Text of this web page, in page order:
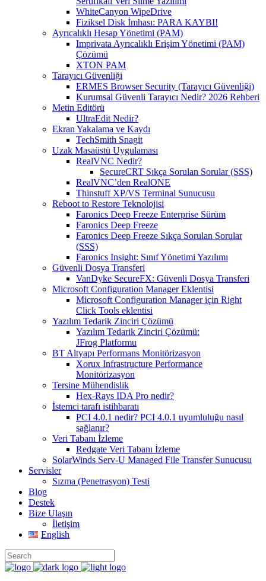
WhiteCanyon WipeDrive
Fiziksel Disk İmhası: PARA KAYBI!
Ayrıcalıklı Hesap Yönetimi (PAM)
Imprivata Ayrıcalıklı Erişim Yönetimi (PAM)
Çözümü
XTON PAM
Tarayıcı Güvenliği
ERMES Browser Security (Tarayıcı Güvenliği)
Kurumsal Güvenli Tarayıcı Nedir? 2026 Rehberi
Metin Editörü
UltraEdit Nedir?
Ekran Yakalama ve Kaydı
TechSmith Snagit
Uzak Masaüstü Uygulaması
RealVNC Nedir?
SecureCRT Sıkça Sorulan Sorular (SSS)
RealVNC’den RealONE
Thinstuff XP/VS Terminal Sunucusu
Reboot to Restore Teknolojisi
Faronics Deep Freeze Enterprise Sürüm
Faronics Deep Freeze
Faronics Deep Freeze Sıkça Sorulan Sorular
(SSS)
Faronics Insight: Sınıf Yönetimi Yazılımı
Güvenli Dosya Transferi
VanDyke SecureFX: Güvenli Dosya Transferi
Microsoft Configuration Manager Eklentisi
Microsoft Configuration Manager için Right
Click Tools eklentisi
Yazılım Tedarik Zinciri Çözümü
Yazılım Tedarik Zinciri Çözümü:
JFrog Platformu
BT Altyapı Performans Monitörizasyon
Xorux Infrastructure Performance
Monitörizasyon
Tersine Mühendislik
Hex-Rays IDA Pro nedir?
İstemci tarafı istihbaratı
PCI 4.0.1 nedir? PCI 4.0.1 uyumluluğu nasıl
sağlanır?
Veri Tabanı İzleme
Redgate Veri Tabanı İzleme
SolarWinds Serv-U Managed File Transfer Sunucusu
Servisler
Sızma (Penetrasyon) Testi
Blog
Destek
Bize Ulaşın
İletişim
English